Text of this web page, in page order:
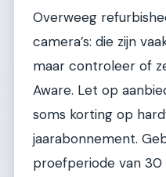
Overweeg
camera’s: die zijn
maar controleer of
Aware. Let op
soms korting op
jaarabonnement.
proefperiode van